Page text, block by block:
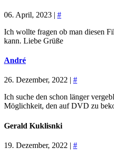
06. April, 2023 | #
Ich wollte fragen ob man diesen
kann. Liebe Grüße
André
26. Dezember, 2022 | #
Ich suche den schon länger
Möglichkeit, den auf DVD zu
Gerald Kuklisnki
19. Dezember, 2022 | #